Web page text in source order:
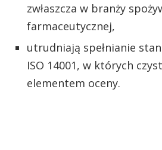
zwłaszcza w branży
farmaceutycznej,
utrudniają spełnianie
ISO 14001, w których
elementem oceny.